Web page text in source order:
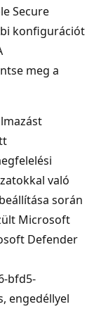
Secure
konfigurációt
meg a
való
során
Microsoft
Defender
bfd5-
engedéllyel